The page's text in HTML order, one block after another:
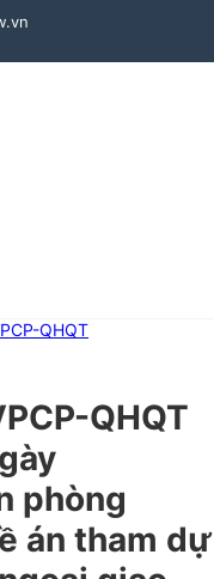
QHQT
QHQT
phòng
án tham dự